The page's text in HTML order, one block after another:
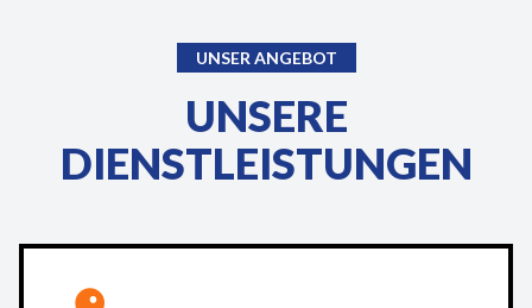
UNSER ANGEBOT
UNSERE
DIENSTLEISTUNGEN